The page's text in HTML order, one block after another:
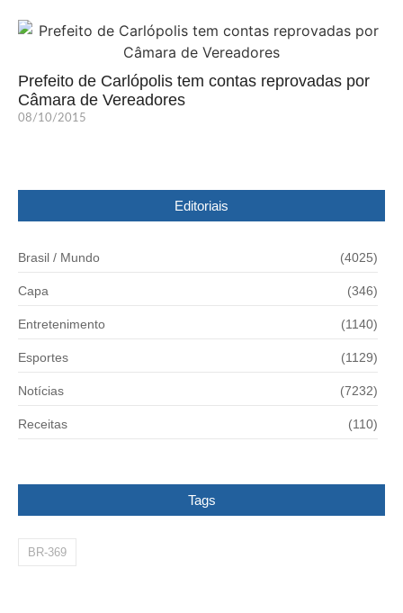
Prefeito de Carlópolis tem contas reprovadas por
Câmara de Vereadores
08/10/2015
Editoriais
Brasil / Mundo (4025)
Capa (346)
Entretenimento (1140)
Esportes (1129)
Notícias (7232)
Receitas (110)
Tags
BR-369